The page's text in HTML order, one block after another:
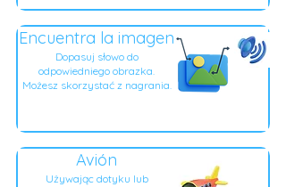
Encuentra la imagen
Dopasuj słowo do
odpowiedniego obrazka.
Możesz skorzystać z nagrania.
Avión
Używając dotyku lub